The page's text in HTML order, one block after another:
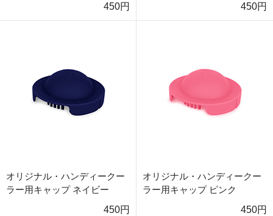
450円
450円
オリジナル・ハンディークー
ラー用キャップ ネイビー
450円
オリジナル・ハンディークー
ラー用キャップ ピンク
450円